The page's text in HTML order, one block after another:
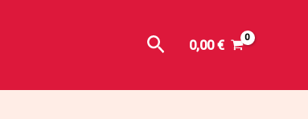
Buscar
0,00€